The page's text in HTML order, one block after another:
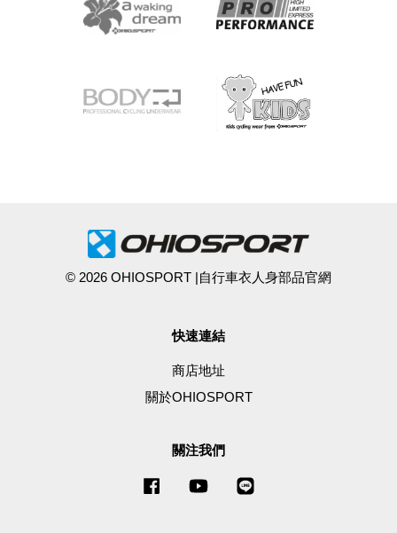
© 2026 OHIOSPORT |自行車衣人身部品官網
快速連結
商店地址
關於OHIOSPORT
關注我們
Facebook YouTube